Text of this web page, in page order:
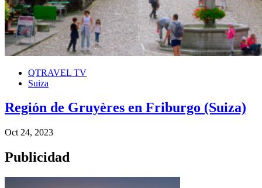
QTRAVEL TV
Suiza
Región de Gruyères en Friburgo (Suiza)
Oct 24, 2023
Publicidad